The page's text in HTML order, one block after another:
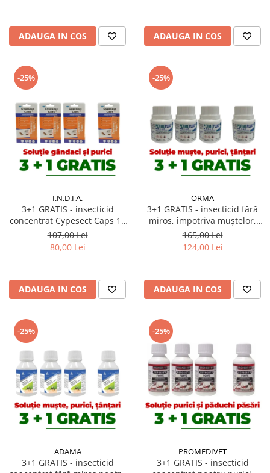
ADAUGA IN COS ADAUGA IN COS
-25%
I.N.D.I.A.
3+1 GRATIS - insecticid
concentrat Cypesect Caps 10
ml, fără miros, eficient contra
gândacilor, ploșnițelor și
puricilor
107,00 Lei
80,00 Lei
ADAUGA IN COS
-25%
ORMA
3+1 GRATIS - insecticid fără
miros, împotriva muștelor,
țânțarilor, Perme Plus 50 ml
165,00 Lei
124,00 Lei
ADAUGA IN COS
-25%
ADAMA
3+1 GRATIS - insecticid
-25%
PROMEDIVET
3+1 GRATIS - insecticid